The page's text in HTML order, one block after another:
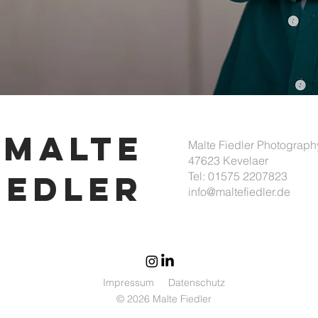
Malte
​Malte Fiedler
47623 Kevelaer
Tel: 01575 2207823
info@maltefiedler.de
Impressum
Datenschutz
© 2026 Malte Fiedler